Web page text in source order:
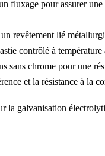
fluxage pour assurer
revêtement lié
contrôlé à température
sans chrome pour une
et la résistance à la
la galvanisation